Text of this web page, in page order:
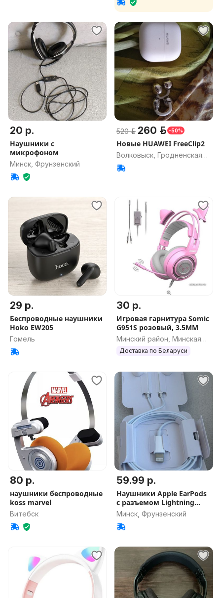
20 р.
Наушники с
микрофоном
Минск, Фрунзенский
520 р. 260 р. -50%
Новые HUAWEI FreeClip2
Волковыск, Гродненская
обл.
29 р.
Беспроводные наушники
Hoko EW205
Гомель
30 р.
Игровая гарнитура Somic
G951S розовый, 3.5MM
Минский район, Минская
обл.
Доставка по Беларуси
80 р.
наушники беспроводные
koss marvel
Витебск
59.99 р.
Наушники Apple EarPods
с разъемом Lightning
Идеал.
Минск, Фрунзенский